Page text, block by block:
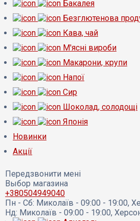
Бакалея
Безглютенова
Кава, чай
М'ясні вироби
Макарони, крупи
Напої
Сир
Шоколад, солодощі
Японія
Новинки
Акції
Передзвонити мені
Выбор магазина
+380504949040
Пн - Сб: Миколаїв - 09:00 - 19:00,
Нд: Миколаїв - 09:00 - 19:00,